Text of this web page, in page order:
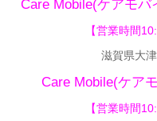
Care Mobile(ケアモバ
【営業時間
滋賀県大
Care Mobile(ケア
【営業時間